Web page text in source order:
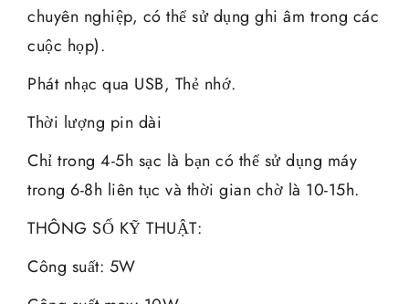
chuyên nghiệp, có thể sử dụng ghi âm trong các
cuộc họp).
Phát nhạc qua USB, Thẻ nhớ.
Thời lượng pin dài
Chỉ trong 4-5h sạc là bạn có thể sử dụng máy
trong 6-8h liên tục và thời gian chờ là 10-15h.
THÔNG SỐ KỸ THUẬT:
Công suất: 5W